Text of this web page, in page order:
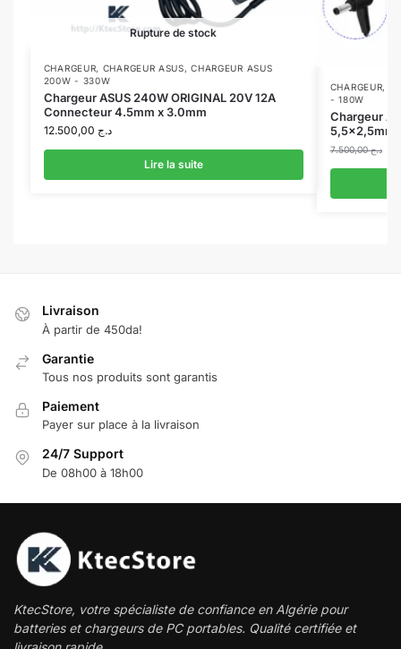
Rupture de stock
CHARGEUR, CHARGEUR ASUS,CHARGEUR ASUS
200W - 330W
Chargeur ASUS 240W ORIGINAL 20V 12A
Connecteur 4.5mm x 3.0mm
د.ج
Lire la suite
CHARGEUR,
- 180W
Chargeur
5,5×2,5mm
د.ج7.500,00
Livraison
À partir de 450da!
Garantie
Tous nos produits sont garantis
Paiement
Payer sur place à la livraison
24/7 Support
De 08h00 à 18h00
KtecStore, votre spécialiste de confiance en Algérie pour
batteries et chargeurs de PC portables. Qualité certifiée et